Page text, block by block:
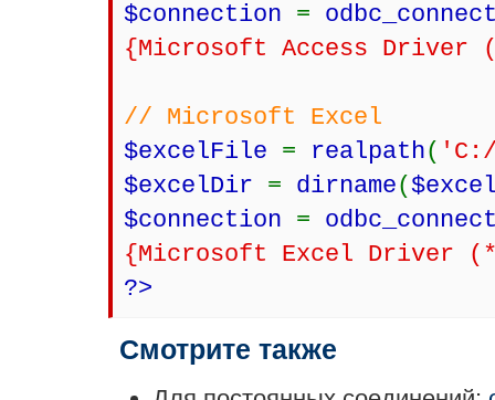
$connection =
{Microsoft Access Driver
// Microsoft Excel
$excelFile = realpath(
$excelDir = dirname(
$connection =
{Microsoft Excel Driver
?>
Смотрите также